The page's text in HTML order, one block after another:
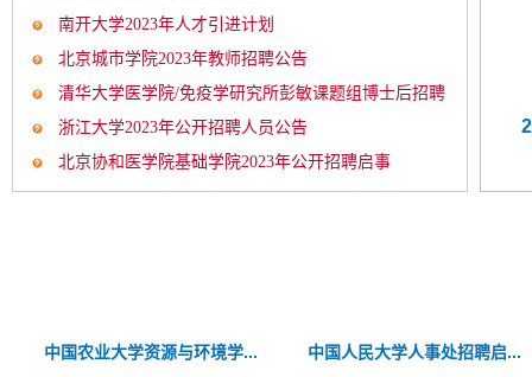
南开大学2023年人才引进计划
北京城市学院2023年教师招聘公告
清华大学医学院/免疫学研究所彭敏课题组博士后招聘
启...
浙江大学2023年公开招聘人员公告
北京协和医学院基础学院2023年公开招聘启事
聘博士后启事 牛津大学2023年招聘启事
外交学院2023年博士后招聘... 中国农业大学资源与环境学...
中国人民大学人事处招聘启... 北京电子科技职业学院公开...
重庆医科大学2023年公开招... 武汉特聘教授李纲课题组招...
中山大学2023年人才招聘